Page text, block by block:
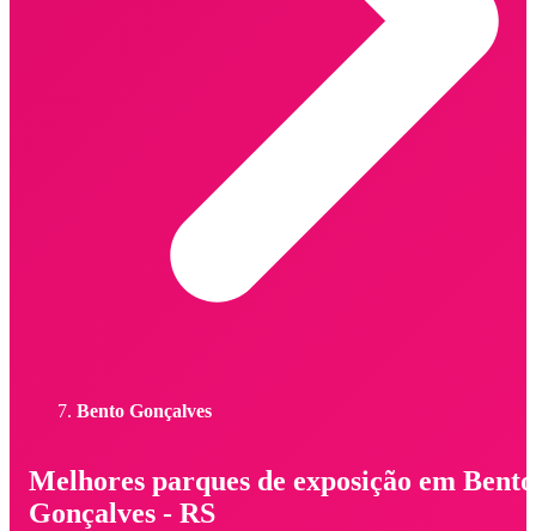
Bento Gonçalves
Melhores parques de exposição em Bento
Gonçalves - RS